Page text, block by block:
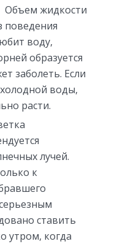
жидкости
поведения
воду,
образуется
заболеть. Если
воды,
расти.
лучей.
к
ставить
утром, когда